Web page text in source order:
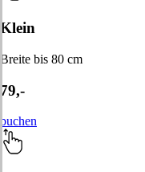
Klein
Breite bis 80 cm
79,-
buchen